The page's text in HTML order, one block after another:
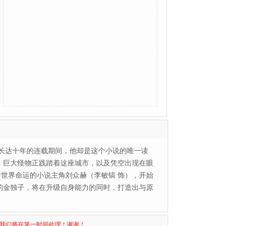
达十年的连载期间，他却是这个小说的唯一读
大怪物正践踏着这座城市，以及凭空出现在眼
界命运的小说主角刘众赫（李敏镐 饰），开始
独子，将在升级自身能力的同时，打造出与原
们将在第一时间处理！谢谢！